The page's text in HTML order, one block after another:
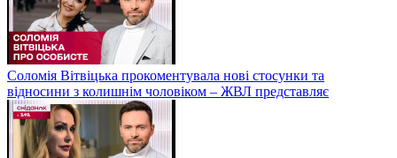
Соломія Вітвіцька прокоментувала нові стосунки та
відносини з колишнім чоловіком – ЖВЛ представляє